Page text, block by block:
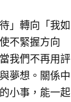
」轉向「我如
不緊握方向
我們不再用評
夢想。關係中
小事，能一起